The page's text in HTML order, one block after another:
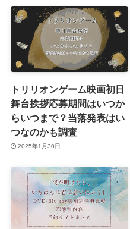
トリリオンゲーム映画初日
舞台挨拶応募期間はいつか
らいつまで？当落発表はい
つなのかも調査
2025年1月30日